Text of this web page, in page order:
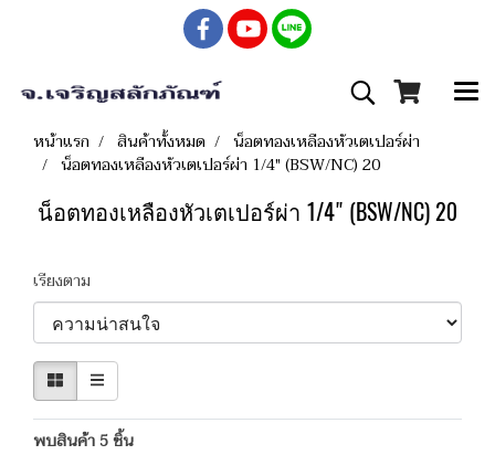
หน้าแรก สินค้าทั้งหมด
น็อตทองเหลืองหัวเตเปอร์ผ่า
น็อตทองเหลืองหัวเตเปอร์ผ่า 1/4" (BSW/NC) 20
น็อตทองเหลืองหัวเตเปอร์ผ่า 1/4" (BSW/NC) 20
เรียงตาม
พบสินค้า 5 ชิ้น